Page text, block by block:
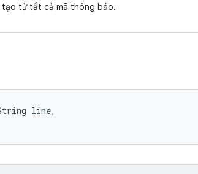
tạo từ tất cả mã thông báo.
line,